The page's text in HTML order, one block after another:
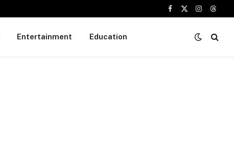
Facebook
X
Instagram
Entertainment Education